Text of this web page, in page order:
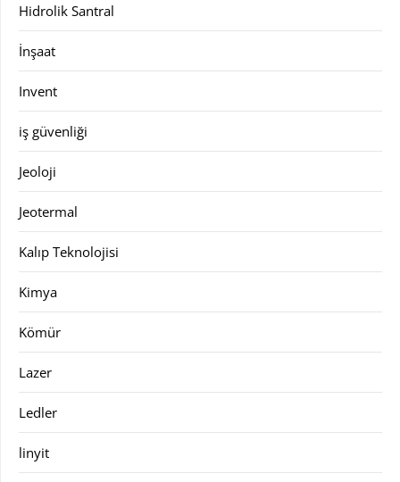
Hidrolik Santral
İnşaat
Invent
iş güvenliği
Jeoloji
Jeotermal
Kalıp Teknolojisi
Kimya
Kömür
Lazer
Ledler
linyit